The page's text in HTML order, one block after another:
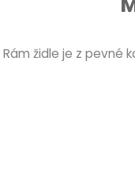
Rám židle je z pevné